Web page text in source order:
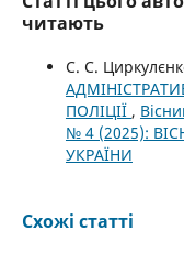
читають
С. С.
ПОЛІЦІЇ ,
№ 4 (2025):
УКРАЇНИ
Схожі статті